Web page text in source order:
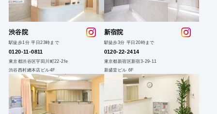
渋谷院
駅徒歩1分 平日23時まで
0120-11-0811
東京都渋谷区宇田川町22-2fe
渋谷西村總本店ビル4F
新宿院
駅徒歩3分 平日20時まで
0120-22-2414
東京都新宿区新宿3-29-11
新盛堂ビル 6F